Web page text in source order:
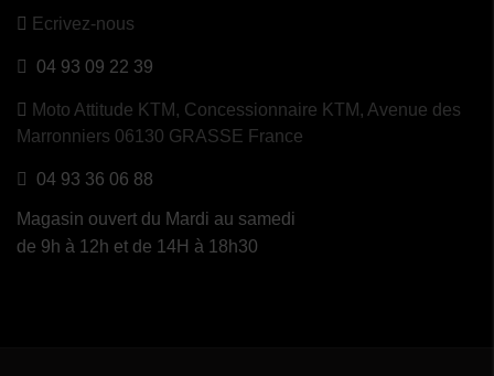
Ecrivez-nous
04 93 09 22 39
Moto Attitude KTM, Concessionnaire KTM, Avenue des
Marronniers 06130 GRASSE France
04 93 36 06 88
Magasin ouvert du Mardi au samedi
de 9h à 12h et de 14H à 18h30